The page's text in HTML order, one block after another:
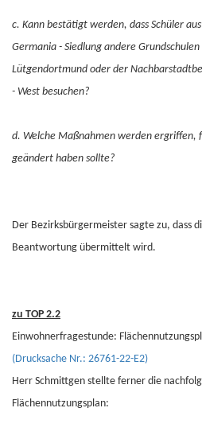
c. Kann bestätigt werden, dass Schüler
Germania - Siedlung andere
Lütgendortmund oder der
- West besuchen?
d. Welche Maßnahmen werden ergriffen,
geändert haben sollte?
Der Bezirksbürgermeister sagte zu, dass
Beantwortung übermittelt wird.
zu TOP 2.2
Einwohnerfragestunde:
(Drucksache Nr.: 26761-22-E2)
Herr Schmittgen stellte ferner die
Flächennutzungsplan: